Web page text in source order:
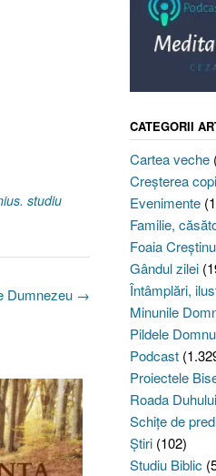
studiu
Dumnezeu →
CATEGORII
Cartea veche
Creşterea
Evenimente
Familie,
Foaia
Gândul zilei
Întâmplări,
Minunile
Pildele
Podcast
Proiectele
Roada Duhului
Schiţe de
Ştiri(102)
Studiu Biblic